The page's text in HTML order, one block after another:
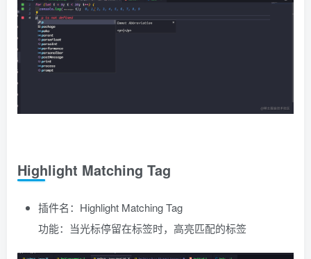
Highlight Matching Tag
插件名：Highlight Matching Tag
功能：当光标停留在标签时，高亮匹配的标签